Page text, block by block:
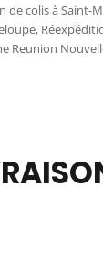
de colis à Saint-
,
Reunion